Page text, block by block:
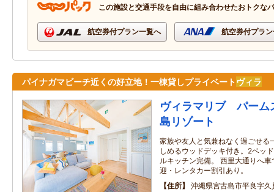
この施設と交通手段を自由に組み合わせたおトクな
航空券付プラン一覧へ 航空券付プラ
パイナガマビーチ近くの好立地！一棟貸しプライベートヴィラ
ヴィラマリブ パーム
島リゾート
家族や友人と気兼ねなく過ごせる
しめるウッドデッキ付き。2ベッ
ルキッチン完備。 西里大通りへ
迎・レンタカー割引あり。
住所
沖縄県宮古島市平良字